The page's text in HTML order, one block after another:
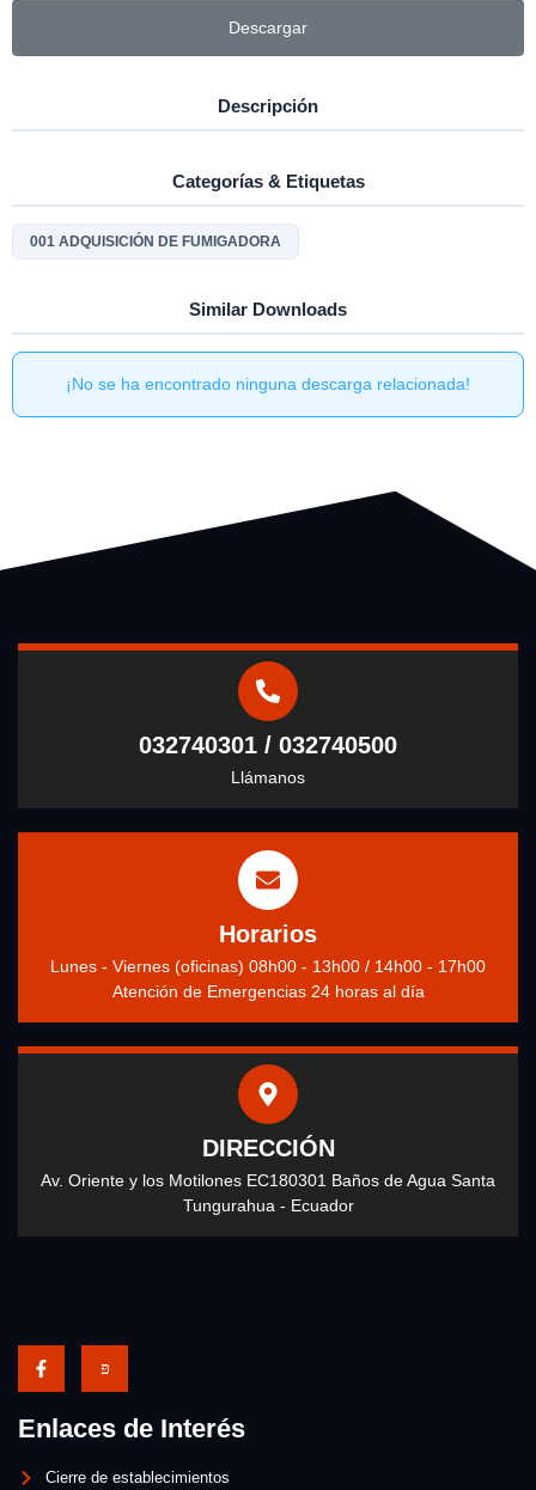
Descargar
Descripción
Categorías & Etiquetas
001 ADQUISICIÓN DE FUMIGADORA
Similar Downloads
¡No se ha encontrado ninguna descarga relacionada!
032740301 / 032740500
Llámanos
Horarios
Lunes - Viernes (oficinas) 08h00 - 13h00 / 14h00 - 17h00
Atención de Emergencias 24 horas al día
DIRECCIÓN
Av. Oriente y los Motilones EC180301 Baños de Agua Santa
Tungurahua - Ecuador
Enlaces de Interés
Cierre de establecimientos